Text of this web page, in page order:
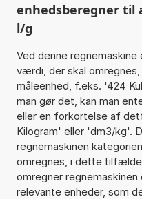
enhedsberegner til
l/g
Ved denne
værdi, der skal
måleenhed, f.eks. '424
man gør det, kan man
eller en forkortelse af
Kilogram' eller 'dm3/kg'.
regnemaskinen
omregnes, i dette
omregner
relevante enheder, som